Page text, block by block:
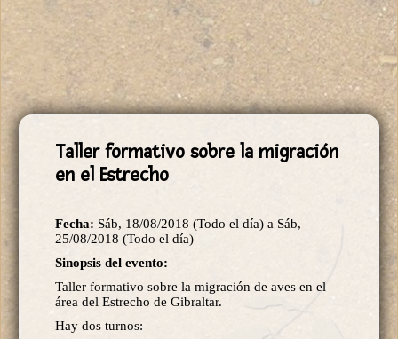
Taller formativo sobre la migración
en el Estrecho
Fecha: Sáb, 18/08/2018 (Todo el día) a Sáb,
25/08/2018 (Todo el día)
Sinopsis del evento:
Taller formativo sobre la migración de aves en el
área del Estrecho de Gibraltar.
Hay dos turnos: